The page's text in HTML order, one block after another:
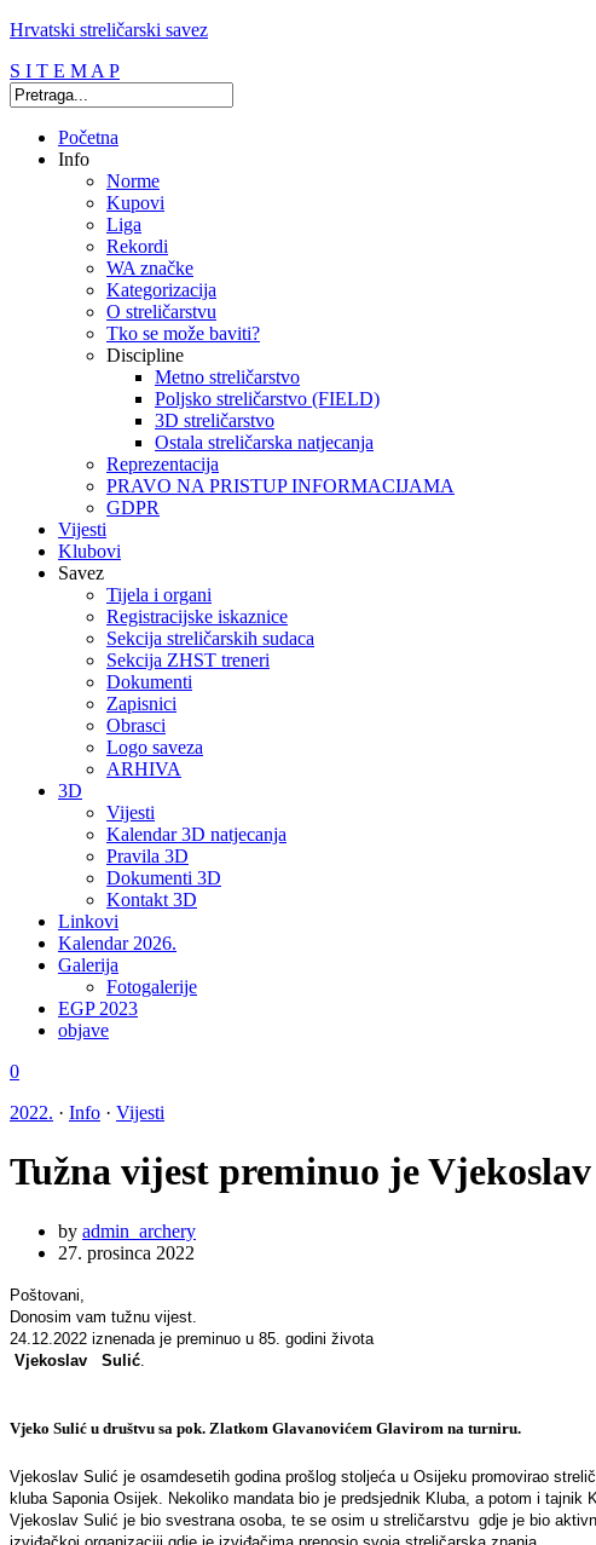
Hrvatski streličarski savez
S I T E M A P
Početna
Info
Norme
Kupovi
Liga
Rekordi
WA značke
Kategorizacija
O streličarstvu
Tko se može baviti?
Discipline
Metno streličarstvo
Poljsko streličarstvo (FIELD)
3D streličarstvo
Ostala streličarska natjecanja
Reprezentacija
PRAVO NA PRISTUP INFORMACIJAMA
GDPR
Vijesti
Klubovi
Savez
Tijela i organi
Registracijske iskaznice
Sekcija streličarskih sudaca
Sekcija ZHST treneri
Dokumenti
Zapisnici
Obrasci
Logo saveza
ARHIVA
3D
Vijesti
Kalendar 3D natjecanja
Pravila 3D
Dokumenti 3D
Kontakt 3D
Linkovi
Kalendar 2026.
Galerija
Fotogalerije
EGP 2023
objave
0
2022. · Info · Vijesti
Tužna vijest preminuo je
by admin_archery
27. prosinca 2022
Poštovani,
Donosim vam tužnu vijest.
24.12.2022 iznenada je preminuo u 85. godini života
Vjekoslav Sulić
Vjeko Sulić u društvu sa pok. Zlatkom Glavanovićem Glavirom na turniru.
Vjekoslav Sulić je osamdesetih godina prošlog stoljeća u Osijeku promovirao
kluba Saponia Osijek. Nekoliko mandata bio je predsjednik Kluba, a potom i tajnik
Vjekoslav Sulić je bio svestrana osoba, te se osim u streličarstvu gdje je bio